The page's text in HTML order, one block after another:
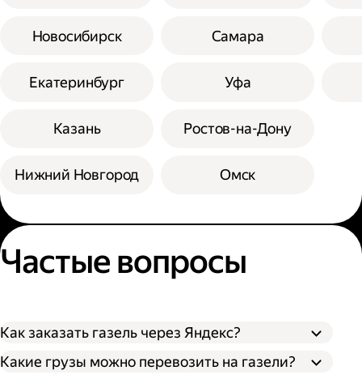
Новосибирск
Екатеринбург
Казань
Нижний Новгород
Самара
Уфа
Ростов-на-Дону
Омск
Частые вопросы
Как заказать газель через Яндекс?
Какие грузы можно перевозить на газели?